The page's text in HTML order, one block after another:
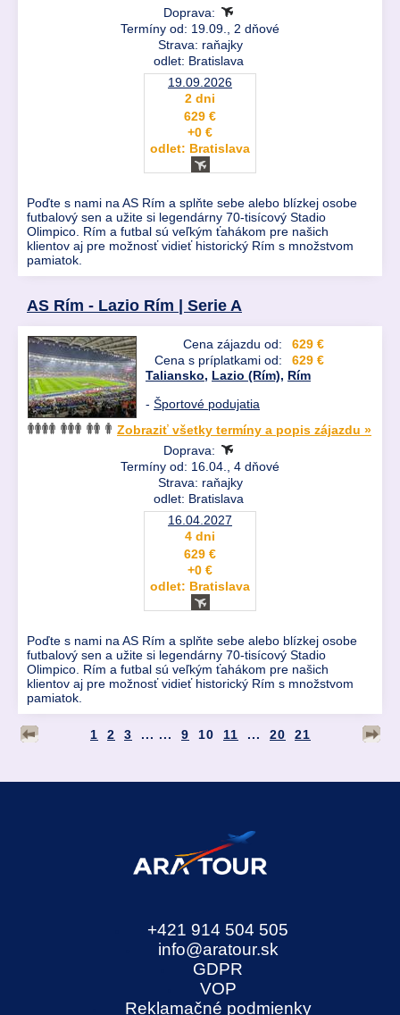
Doprava:
Termíny od: 19.09., 2 dňové
Strava: raňajky
odlet: Bratislava
19.09.2026
2 dni
629 €
+0 €
odlet: Bratislava
Poďte s nami na AS Rím a splňte sebe alebo blízkej osobe
futbalový sen a užite si legendárny 70-tisícový Stadio
Olimpico. Rím a futbal sú veľkým ťahákom pre našich
klientov aj pre možnosť vidieť historický Rím s množstvom
pamiatok.
AS Rím - Lazio Rím | Serie A
Cena zájazdu od:
629 €
Cena s príplatkami od:
629 €
Taliansko, Lazio (Rím), Rím
- Športové podujatia
Zobraziť všetky termíny a popis zájazdu »
Doprava:
Termíny od: 16.04., 4 dňové
Strava: raňajky
odlet: Bratislava
16.04.2027
4 dni
629 €
+0 €
odlet: Bratislava
Poďte s nami na AS Rím a splňte sebe alebo blízkej osobe
futbalový sen a užite si legendárny 70-tisícový Stadio
Olimpico. Rím a futbal sú veľkým ťahákom pre našich
klientov aj pre možnosť vidieť historický Rím s množstvom
pamiatok.
1 2 3 ... ... 9 10 11 ... 20 21
+421 914 504 505
info@aratour.sk
GDPR
VOP
Reklamačné podmienky